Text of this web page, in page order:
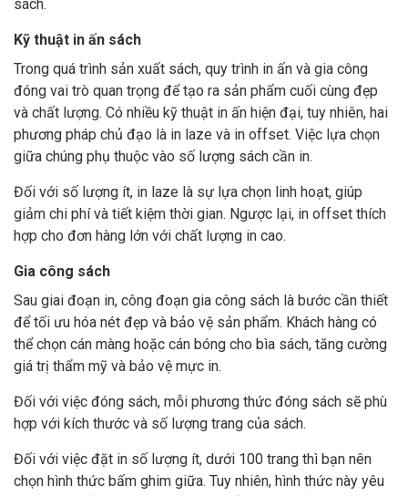
sách.
Kỹ thuật in ấn sách
Trong quá trình sản xuất sách, quy trình in ấn và gia công
đóng vai trò quan trọng để tạo ra sản phẩm cuối cùng đẹp
và chất lượng. Có nhiều kỹ thuật in ấn hiện đại, tuy nhiên, hai
phương pháp chủ đạo là in laze và in offset. Việc lựa chọn
giữa chúng phụ thuộc vào số lượng sách cần in.
Đối với số lượng ít, in laze là sự lựa chọn linh hoạt, giúp
giảm chi phí và tiết kiệm thời gian. Ngược lại, in offset thích
hợp cho đơn hàng lớn với chất lượng in cao.
Gia công sách
Sau giai đoạn in, công đoạn gia công sách là bước cần thiết
để tối ưu hóa nét đẹp và bảo vệ sản phẩm. Khách hàng có
thể chọn cán màng hoặc cán bóng cho bìa sách, tăng cường
giá trị thẩm mỹ và bảo vệ mực in.
Đối với việc đóng sách, mỗi phương thức đóng sách sẽ phù
hợp với kích thước và số lượng trang của sách.
Đối với việc đặt in số lượng ít, dưới 100 trang thì bạn nên
chọn hình thức bấm ghim giữa. Tuy nhiên, hình thức này yêu